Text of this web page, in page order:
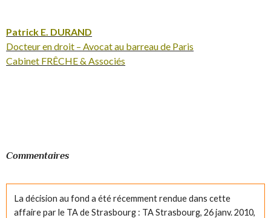
Patrick E. DURAND
Docteur en droit – Avocat au barreau de Paris
Cabinet FRÊCHE & Associés
Commentaires
La décision au fond a été récemment rendue dans cette
affaire par le TA de Strasbourg : TA Strasbourg, 26 janv. 2010,